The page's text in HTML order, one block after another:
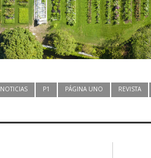
NOTICIAS P1 PÁGINA UNO REVISTA